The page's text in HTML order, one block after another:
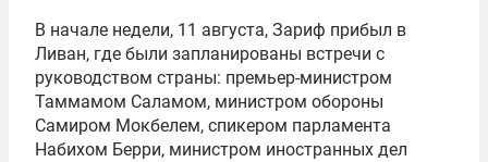
В начале недели, 11 августа, Зариф прибыл в
Ливан, где были запланированы встречи с
руководством страны: премьер-министром
Таммамом Саламом, министром обороны
Самиром Мокбелем, спикером парламента
Набихом Берри, министром иностранных дел